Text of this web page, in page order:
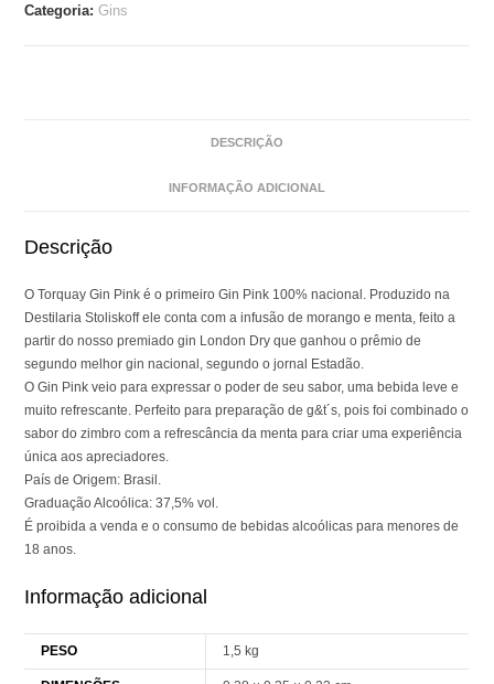
Categoria:Gins
DESCRIÇÃO
INFORMAÇÃO ADICIONAL
Descrição
O Torquay Gin Pink é o primeiro Gin Pink 100% nacional. Produzido na
Destilaria Stoliskoff ele conta com a infusão de morango e menta, feito a
partir do nosso premiado gin London Dry que ganhou o prêmio de
segundo melhor gin nacional, segundo o jornal Estadão.
O Gin Pink veio para expressar o poder de seu sabor, uma bebida leve e
muito refrescante. Perfeito para preparação de g&t´s, pois foi combinado o
sabor do zimbro com a refrescância da menta para criar uma experiência
única aos apreciadores.
País de Origem: Brasil.
Graduação Alcoólica: 37,5% vol.
É proibida a venda e o consumo de bebidas alcoólicas para menores de
18 anos.
Informação adicional
PESO 1,5 kg